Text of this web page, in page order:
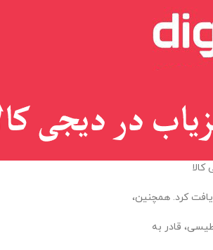
کرد. همچنین،
قادر به